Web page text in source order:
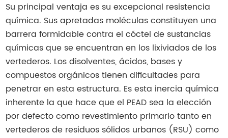
Su principal ventaja es su excepcional resistencia
química. Sus apretadas moléculas constituyen una
barrera formidable contra el cóctel de sustancias
químicas que se encuentran en los lixiviados de los
vertederos. Los disolventes, ácidos, bases y
compuestos orgánicos tienen dificultades para
penetrar en esta estructura. Es esta inercia química
inherente la que hace que el PEAD sea la elección
por defecto como revestimiento primario tanto en
vertederos de residuos sólidos urbanos (RSU) como